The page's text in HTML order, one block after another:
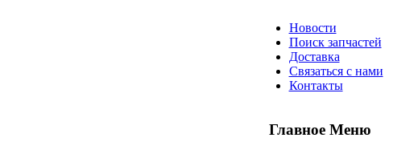
Новости
Поиск запчастей
Доставка
Связаться с нами
Контакты
Главное Меню